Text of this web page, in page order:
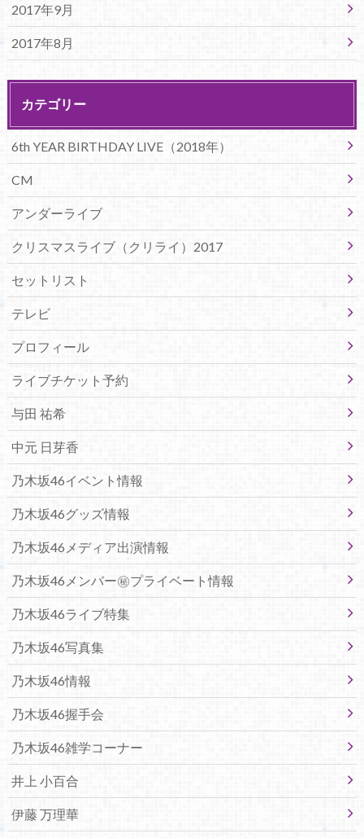
2017年9月
2017年8月
カテゴリー
6th YEAR BIRTHDAY LIVE（2018年）
CM
アンダーライブ
クリスマスライブ（クリライ）2017
セットリスト
テレビ
プロフィール
ライブチケット予約
与田 祐希
中元 日芽香
乃木坂46イベント情報
乃木坂46グッズ情報
乃木坂46メディア出演情報
乃木坂46メンバー㊙プライベート情報
乃木坂46ライブ特集
乃木坂46写真集
乃木坂46情報
乃木坂46握手会
乃木坂46雑学コーナー
井上 小百合
伊藤 万理華